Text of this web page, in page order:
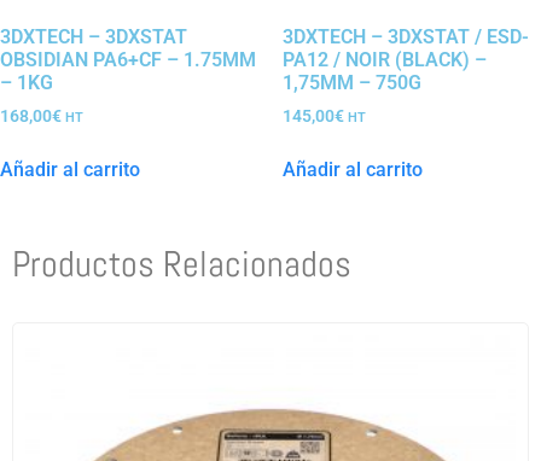
3DXTECH – 3DXSTAT
OBSIDIAN PA6+CF – 1.75MM
– 1KG
168,00€ HT
Añadir al carrito
3DXTECH – 3DXSTAT / ESD-
PA12 / NOIR (BLACK) –
1,75MM – 750G
145,00€ HT
Añadir al carrito
Productos Relacionados